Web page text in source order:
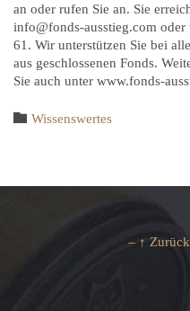
an oder rufen Sie an. Sie
info@fonds-ausstieg.com
61. Wir unterstützen Sie bei
aus geschlossenen Fonds.
Sie auch unter www.fonds-
 Category
Wissenswertes
– ↑